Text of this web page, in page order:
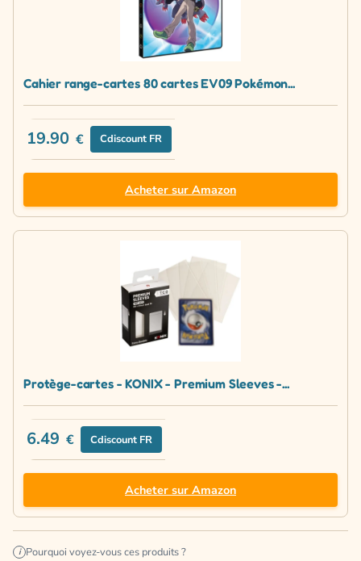
Cahier range-cartes 80 cartes EV09 Pokémon...
19.90 € Cdiscount FR
Acheter sur Amazon
Protège-cartes - KONIX - Premium Sleeves -...
6.49 € Cdiscount FR
Acheter sur Amazon
i Pourquoi voyez-vous ces produits ?